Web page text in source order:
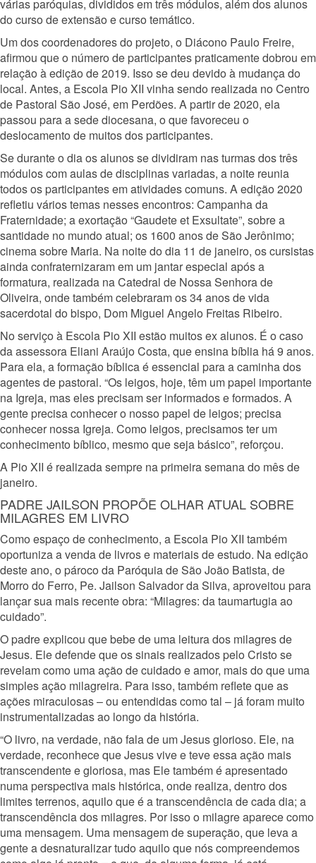
várias paróquias, divididos em três módulos, além dos alunos
do curso de extensão e curso temático.
Um dos coordenadores do projeto, o Diácono Paulo Freire,
afirmou que o número de participantes praticamente dobrou em
relação à edição de 2019. Isso se deu devido à mudança do
local. Antes, a Escola Pio XII vinha sendo realizada no Centro
de Pastoral São José, em Perdões. A partir de 2020, ela
passou para a sede diocesana, o que favoreceu o
deslocamento de muitos dos participantes.
Se durante o dia os alunos se dividiram nas turmas dos três
módulos com aulas de disciplinas variadas, a noite reunia
todos os participantes em atividades comuns. A edição 2020
refletiu vários temas nesses encontros: Campanha da
Fraternidade; a exortação “Gaudete et Exsultate”, sobre a
santidade no mundo atual; os 1600 anos de São Jerônimo;
cinema sobre Maria. Na noite do dia 11 de janeiro, os cursistas
ainda confraternizaram em um jantar especial após a
formatura, realizada na Catedral de Nossa Senhora de
Oliveira, onde também celebraram os 34 anos de vida
sacerdotal do bispo, Dom Miguel Angelo Freitas Ribeiro.
No serviço à Escola Pio XII estão muitos ex alunos. É o caso
da assessora Eliani Araújo Costa, que ensina bíblia há 9 anos.
Para ela, a formação bíblica é essencial para a caminha dos
agentes de pastoral. “Os leigos, hoje, têm um papel importante
na Igreja, mas eles precisam ser informados e formados. A
gente precisa conhecer o nosso papel de leigos; precisa
conhecer nossa Igreja. Como leigos, precisamos ter um
conhecimento bíblico, mesmo que seja básico”, reforçou.
A Pio XII é realizada sempre na primeira semana do mês de
janeiro.
PADRE JAILSON PROPÕE OLHAR ATUAL SOBRE
MILAGRES EM LIVRO
Como espaço de conhecimento, a Escola Pio XII também
oportuniza a venda de livros e materiais de estudo. Na edição
deste ano, o pároco da Paróquia de São João Batista, de
Morro do Ferro, Pe. Jailson Salvador da Silva, aproveitou para
lançar sua mais recente obra: “Milagres: da taumartugia ao
cuidado”.
O padre explicou que bebe de uma leitura dos milagres de
Jesus. Ele defende que os sinais realizados pelo Cristo se
revelam como uma ação de cuidado e amor, mais do que uma
simples ação milagreira. Para isso, também reflete que as
ações miraculosas – ou entendidas como tal – já foram muito
instrumentalizadas ao longo da história.
“O livro, na verdade, não fala de um Jesus glorioso. Ele, na
verdade, reconhece que Jesus vive e teve essa ação mais
transcendente e gloriosa, mas Ele também é apresentado
numa perspectiva mais histórica, onde realiza, dentro dos
limites terrenos, aquilo que é a transcendência de cada dia; a
transcendência dos milagres. Por isso o milagre aparece como
uma mensagem. Uma mensagem de superação, que leva a
gente a desnaturalizar tudo aquilo que nós compreendemos